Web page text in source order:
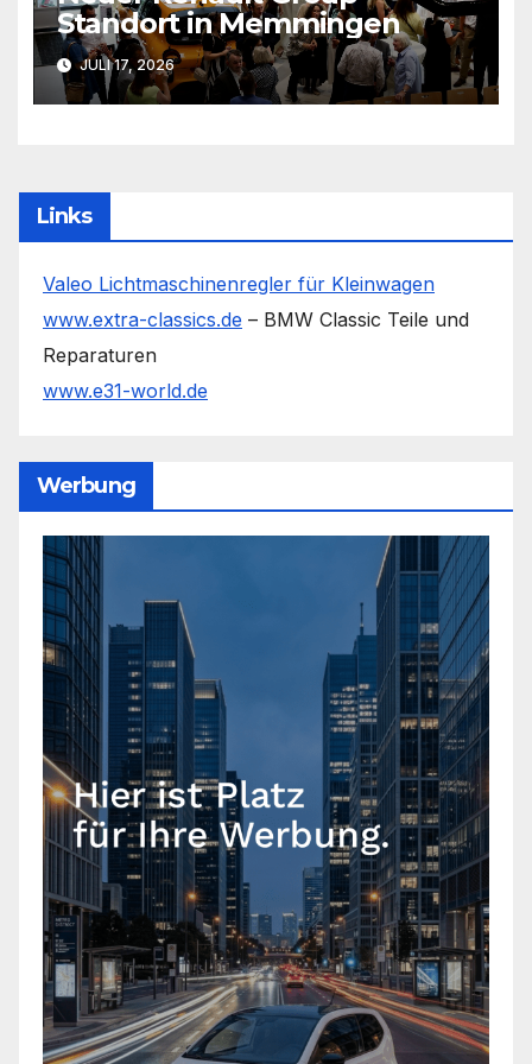
Standort in Memmingen
JULI 17, 2026
Links
Valeo Lichtmaschinenregler für Kleinwagen
www.extra-classics.de – BMW Classic Teile und
Reparaturen
www.e31-world.de
Werbung